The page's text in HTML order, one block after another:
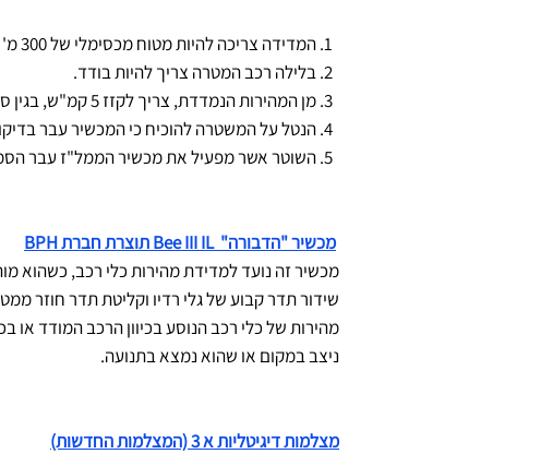
מכשיר "הדבורה" Bee III IL תוצרת חברת BPH
מכשיר זה נועד למדידת מהירות כלי רכב, כשהוא
שידור תדר קבוע של גלי רדיו וקליטת תדר חוזר
מהירות של כלי רכב הנוסע בכיוון הרכב המודד או
ניצב במקום או שהוא נמצא בתנועה.
מצלמות דיגיטליות א 3 (המצלמות החדשות)